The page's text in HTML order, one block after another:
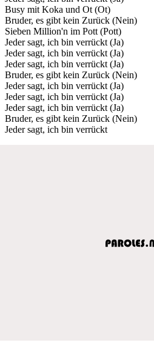
Busy mit Koka und Ot (Ot)
Bruder, es gibt kein Zurück (Nein)
Sieben Million'n im Pott (Pott)
Jeder sagt, ich bin verrückt (Ja)
Jeder sagt, ich bin verrückt (Ja)
Jeder sagt, ich bin verrückt (Ja)
Bruder, es gibt kein Zurück (Nein)
Jeder sagt, ich bin verrückt (Ja)
Jeder sagt, ich bin verrückt (Ja)
Jeder sagt, ich bin verrückt (Ja)
Bruder, es gibt kein Zurück (Nein)
Jeder sagt, ich bin verrückt